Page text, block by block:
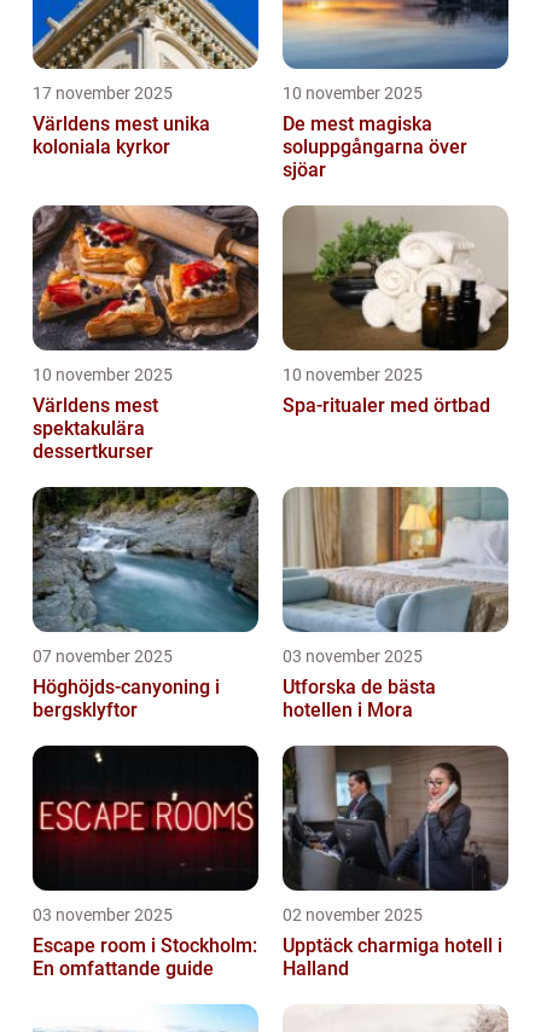
17 november 2025
Världens mest unika
koloniala kyrkor
10 november 2025
De mest magiska
soluppgångarna över
sjöar
10 november 2025
Världens mest
spektakulära
dessertkurser
10 november 2025
Spa-ritualer med örtbad
07 november 2025
Höghöjds-canyoning i
bergsklyftor
03 november 2025
Utforska de bästa
hotellen i Mora
03 november 2025
Escape room i Stockholm:
En omfattande guide
02 november 2025
Upptäck charmiga hotell i
Halland